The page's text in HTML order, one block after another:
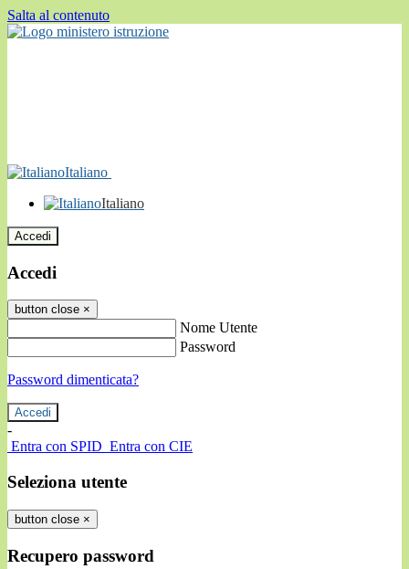
Salta al contenuto
Italiano
Italiano
Accedi
Accedi
button close ×
Nome Utente
Password
Password dimenticata?
-
Entra con SPID Entra con CIE
Seleziona utente
button close ×
Recupero password